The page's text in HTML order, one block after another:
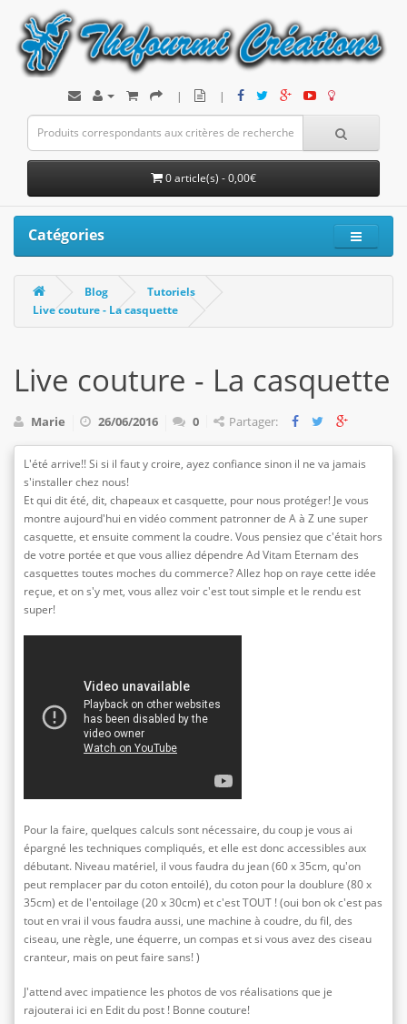
| |
0 article(s) - 0,00€
Catégories
Blog
Tutoriels
Live couture - La casquette
Live couture - La casquette
Marie 26/06/2016 0 Partager:
L'été arrive!! Si si il faut y croire, ayez confiance sinon il ne va jamais
s'installer chez nous!
Et qui dit été, dit, chapeaux et casquette, pour nous protéger! Je vous
montre aujourd'hui en vidéo comment patronner de A à Z une super
casquette, et ensuite comment la coudre. Vous pensiez que c'était hors
de votre portée et que vous alliez dépendre Ad Vitam Eternam des
casquettes toutes moches du commerce? Allez hop on raye cette idée
reçue, et on s'y met, vous allez voir c'est tout simple et le rendu est
super!
Pour la faire, quelques calculs sont nécessaire, du coup je vous ai
épargné les techniques compliqués, et elle est donc accessibles aux
débutant. Niveau matériel, il vous faudra du jean (60 x 35cm, qu'on
peut remplacer par du coton entoilé), du coton pour la doublure (80 x
35cm) et de l'entoilage (20 x 30cm) et c'est TOUT ! (oui bon ok c'est pas
tout en vrai il vous faudra aussi, une machine à coudre, du fil, des
ciseau, une règle, une équerre, un compas et si vous avez des ciseau
cranteur, mais on peut faire sans! )
J'attend avec impatience les photos de vos réalisations que je
rajouterai ici en Edit du post ! Bonne couture!